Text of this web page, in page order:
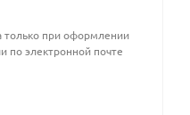
только при оформлении
по электронной почте